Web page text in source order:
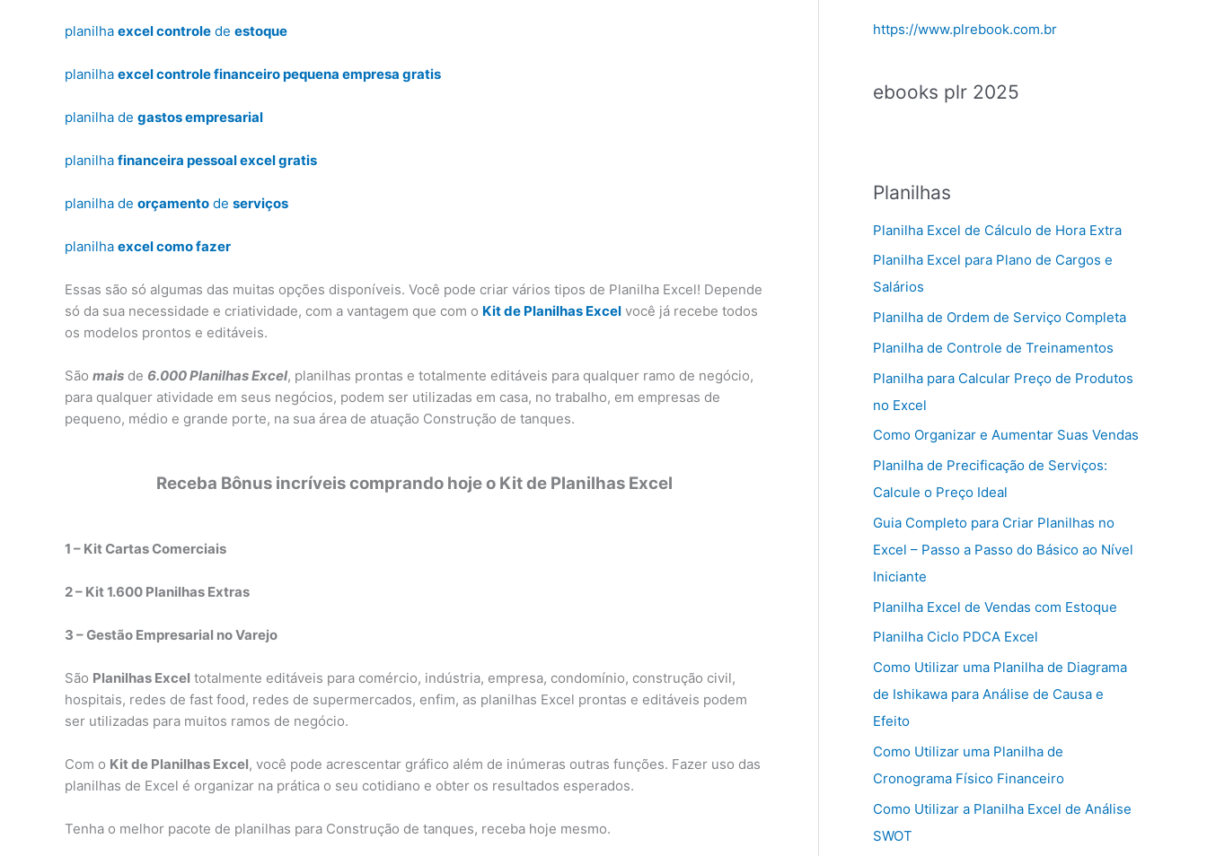
planilha excel controle de estoque
planilha excel controle financeiro pequena empresa gratis
planilha de gastos empresarial
planilha financeira pessoal excel gratis
planilha de orçamento de serviços
planilha excel como fazer
Essas são só algumas das muitas opções disponíveis. Você pode criar vários tipos de Planilha Excel! Depende
só da sua necessidade e criatividade, com a vantagem que com o Kit de Planilhas Excel você já recebe todos
os modelos prontos e editáveis.
São mais de 6.000 Planilhas Excel, planilhas prontas e totalmente editáveis para qualquer ramo de negócio,
para qualquer atividade em seus negócios, podem ser utilizadas em casa, no trabalho, em empresas de
pequeno, médio e grande porte, na sua área de atuação Construção de tanques.
Receba Bônus incríveis comprando hoje o Kit de Planilhas Excel
1 – Kit Cartas Comerciais
2 – Kit 1.600 Planilhas Extras
3 – Gestão Empresarial no Varejo
São Planilhas Excel totalmente editáveis para comércio, indústria, empresa, condomínio, construção civil,
hospitais, redes de fast food, redes de supermercados, enfim, as planilhas Excel prontas e editáveis podem
ser utilizadas para muitos ramos de negócio.
Com o Kit de Planilhas Excel, você pode acrescentar gráfico além de inúmeras outras funções. Fazer uso das
planilhas de Excel é organizar na prática o seu cotidiano e obter os resultados esperados.
Tenha o melhor pacote de planilhas para Construção de tanques, receba hoje mesmo.
https://www.plrebook.com.br
ebooks plr 2025
Planilhas
Planilha Excel de Cálculo de Hora Extra
Planilha Excel para Plano de Cargos e
Salários
Planilha de Ordem de Serviço Completa
Planilha de Controle de Treinamentos
Planilha para Calcular Preço de Produtos
no Excel
Como Organizar e Aumentar Suas Vendas
Planilha de Precificação de Serviços:
Calcule o Preço Ideal
Guia Completo para Criar Planilhas no
Excel – Passo a Passo do Básico ao Nível
Iniciante
Planilha Excel de Vendas com Estoque
Planilha Ciclo PDCA Excel
Como Utilizar uma Planilha de Diagrama
de Ishikawa para Análise de Causa e
Efeito
Como Utilizar uma Planilha de
Cronograma Físico Financeiro
Como Utilizar a Planilha Excel de Análise
SWOT